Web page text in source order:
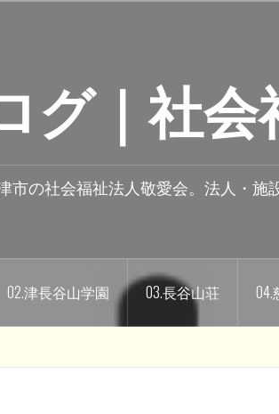
グ｜社
市の社会福祉法人敬愛会。法人・施
02.津長谷山学園 03.長谷山荘